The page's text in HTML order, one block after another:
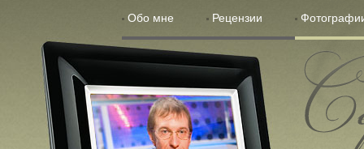
Обо мне Рецензии